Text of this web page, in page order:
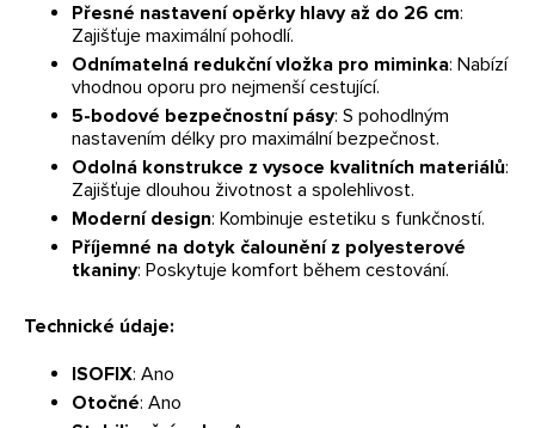
Přesné nastavení opěrky hlavy až do 26 cm:
Zajišťuje maximální pohodlí.
Odnímatelná redukční vložka pro miminka: Nabízí
vhodnou oporu pro nejmenší cestující.
5-bodové bezpečnostní pásy: S pohodlným
nastavením délky pro maximální bezpečnost.
Odolná konstrukce z vysoce kvalitních materiálů:
Zajišťuje dlouhou životnost a spolehlivost.
Moderní design: Kombinuje estetiku s funkčností.
Příjemné na dotyk čalounění z polyesterové
tkaniny: Poskytuje komfort během cestování.
Technické údaje:
ISOFIX: Ano
Otočné: Ano